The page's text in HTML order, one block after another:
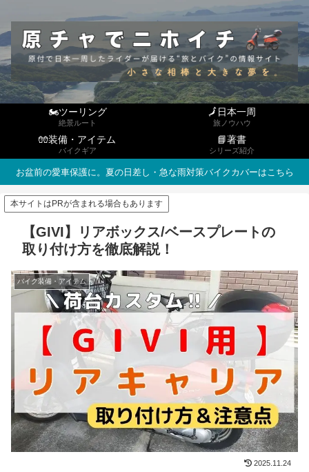
🏍ツーリング
絶景ルート
🗾日本一周
旅ノウハウ
🧤装備・アイテム
バイクギア
📘著書
シリーズ紹介
お盆前の愛車保護に。夏の日差し・急な雨対策バイクカバーはこちら
本サイトはPRが含まれる場合もあります
【GIVI】リアボックス/ベースプレートの
取り付け方を徹底解説！
バイク装備・アイテム
2025.11.24